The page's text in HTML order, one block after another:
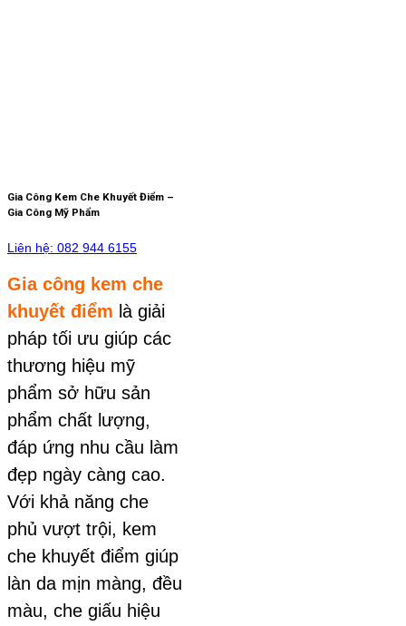
Gia Công Kem Che Khuyết Điểm –
Gia Công Mỹ Phẩm
Liên hệ: 082 944 6155
Gia công kem che
khuyết điểm là giải
pháp tối ưu giúp các
thương hiệu mỹ
phẩm sở hữu sản
phẩm chất lượng,
đáp ứng nhu cầu làm
đẹp ngày càng cao.
Với khả năng che
phủ vượt trội, kem
che khuyết điểm giúp
làn da mịn màng, đều
màu, che giấu hiệu